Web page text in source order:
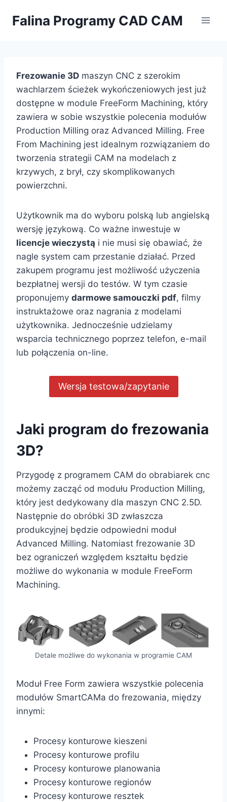
Falina Programy CAD CAM
Frezowanie 3D maszyn CNC z szerokim
wachlarzem ścieżek wykończeniowych jest już
dostępne w module FreeForm Machining, który
zawiera w sobie wszystkie polecenia modułów
Production Milling oraz Advanced Milling. Free
From Machining jest idealnym rozwiązaniem do
tworzenia strategii CAM na modelach z
krzywych, z brył, czy skomplikowanych
powierzchni.
Użytkownik ma do wyboru polską lub angielską
wersję językową. Co ważne inwestuje w
licencje wieczystą i nie musi się obawiać, że
nagle system cam przestanie działać. Przed
zakupem programu jest możliwość użyczenia
bezpłatnej wersji do testów. W tym czasie
proponujemy darmowe samouczki pdf, filmy
instruktażowe oraz nagrania z modelami
użytkownika. Jednocześnie udzielamy
wsparcia technicznego poprzez telefon, e-mail
lub połączenia on-line.
Wersja testowa/zapytanie
Jaki program do frezowania
3D?
Przygodę z programem CAM do obrabiarek cnc
możemy zacząć od modułu Production Milling,
który jest dedykowany dla maszyn CNC 2.5D.
Następnie do obróbki 3D zwłaszcza
produkcyjnej będzie odpowiedni moduł
Advanced Milling. Natomiast frezowanie 3D
bez ograniczeń względem kształtu będzie
możliwe do wykonania w module FreeForm
Machining.
Detale możliwe do wykonania w programie CAM
Moduł Free Form zawiera wszystkie polecenia
modułów SmartCAMa do frezowania, między
innymi:
Procesy konturowe kieszeni
Procesy konturowe profilu
Procesy konturowe planowania
Procesy konturowe regionów
Procesy konturowe resztek